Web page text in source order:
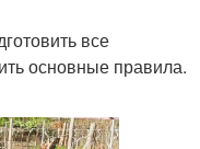
все
основные правила.